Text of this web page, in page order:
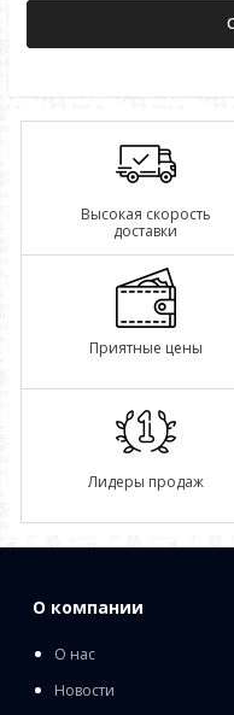
Высокая скорость
доставки
Приятные цены
Лидеры продаж
О компании
О нас
Новости